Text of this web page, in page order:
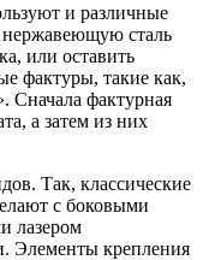
и различные
нержавеющую сталь
или оставить
фактуры, такие как,
Сначала фактурная
а затем из них
Так, классические
с боковыми
лазером
Элементы крепления